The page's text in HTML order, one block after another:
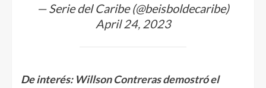
— Serie del Caribe (@beisboldecaribe)
April 24, 2023
De interés: Willson Contreras demostró el